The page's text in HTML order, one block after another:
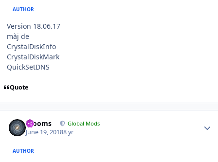
AUTHOR
Version 18.06.17
màj de
CrystalDiskInfo
CrystalDiskMark
QuickSetDNS
Quote
mooms Global Mods
June 19, 20188 yr
AUTHOR